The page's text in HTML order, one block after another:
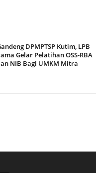
DPMPTSP Kutim, LPB
Gelar Pelatihan OSS-RBA
NIB Bagi UMKM Mitra